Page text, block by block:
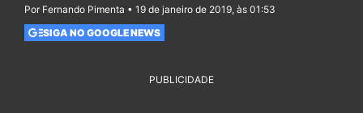
Por Fernando Pimenta • 19 de janeiro de 2019, às 01:53
SIGA NO GOOGLE NEWS
PUBLICIDADE